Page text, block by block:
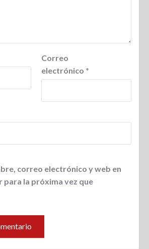
Correo
electrónico *
correo electrónico y web en
para la próxima vez que